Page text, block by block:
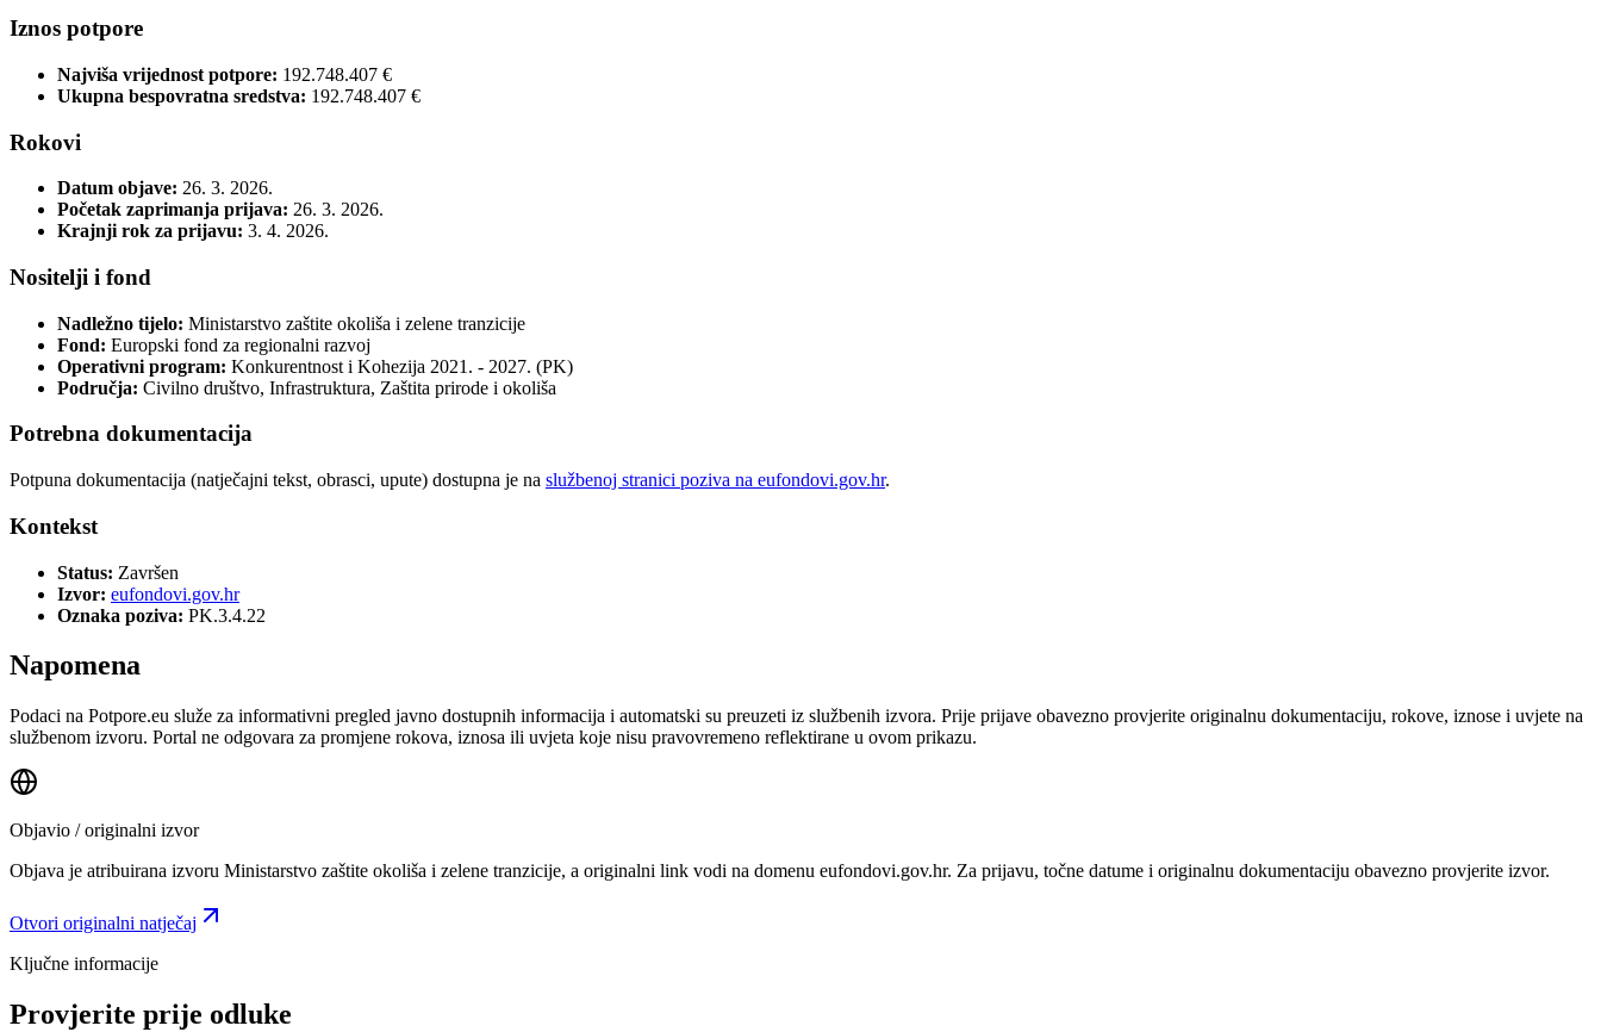
Iznos potpore
Najviša vrijednost potpore: 192.748.407 €
Ukupna bespovratna sredstva: 192.748.407 €
Rokovi
Datum objave: 26. 3. 2026.
Početak zaprimanja prijava: 26. 3. 2026.
Krajnji rok za prijavu: 3. 4. 2026.
Nositelji i fond
Nadležno tijelo: Ministarstvo zaštite okoliša i zelene tranzicije
Fond: Europski fond za regionalni razvoj
Operativni program: Konkurentnost i Kohezija 2021. - 2027. (PK)
Područja: Civilno društvo, Infrastruktura, Zaštita prirode i okoliša
Potrebna dokumentacija
Potpuna dokumentacija (natječajni tekst, obrasci, upute) dostupna je na službenoj stranici poziva na eufondovi.gov.hr.
Kontekst
Status: Završen
Izvor: eufondovi.gov.hr
Oznaka poziva: PK.3.4.22
Napomena
Podaci na Potpore.eu služe za informativni pregled javno dostupnih informacija i automatski su preuzeti iz službenih izvora. Prije prijave obavezno provjerite originalnu dokumentaciju, rokove, iznose i uvjete na
službenom izvoru. Portal ne odgovara za promjene rokova, iznosa ili uvjeta koje nisu pravovremeno reflektirane u ovom prikazu.
Objavio / originalni izvor
Objava je atribuirana izvoru Ministarstvo zaštite okoliša i zelene tranzicije, a originalni link vodi na domenu eufondovi.gov.hr. Za prijavu, točne datume i originalnu dokumentaciju obavezno provjerite izvor.
Otvori originalni natječaj
Ključne informacije
Provjerite prije odluke